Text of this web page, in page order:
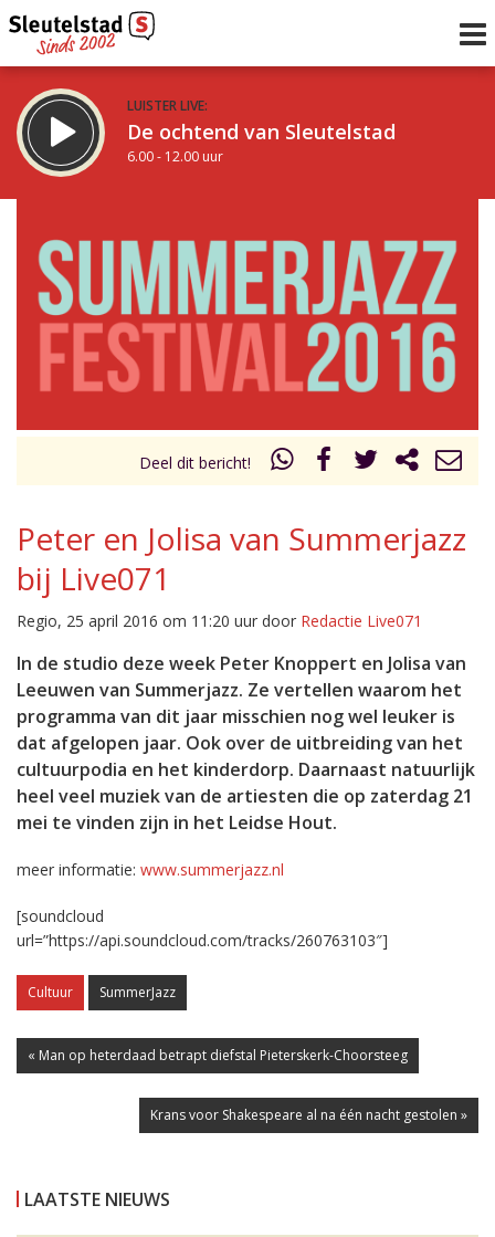
LUISTER LIVE:
De ochtend van Sleutelstad
6.00 - 12.00 uur
De middag van Sleutelstad
12.00 - 18.00 uur
Vorig uur
uur 1 van 0 Volgend uur
Inklappen
Deel dit bericht!
Peter en Jolisa van Summerjazz
bij Live071
Regio, 25 april 2016 om 11:20 uur door Redactie Live071
In de studio deze week Peter Knoppert en Jolisa van
Leeuwen van Summerjazz. Ze vertellen waarom het
programma van dit jaar misschien nog wel leuker is
dat afgelopen jaar. Ook over de uitbreiding van het
cultuurpodia en het kinderdorp. Daarnaast natuurlijk
heel veel muziek van de artiesten die op zaterdag 21
mei te vinden zijn in het Leidse Hout.
meer informatie: www.summerjazz.nl
[soundcloud
url=”https://api.soundcloud.com/tracks/260763103″]
Cultuur SummerJazz
« Man op heterdaad betrapt diefstal Pieterskerk-Choorsteeg
Krans voor Shakespeare al na één nacht gestolen »
LAATSTE NIEUWS